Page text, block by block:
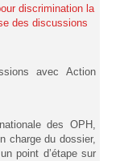
avec Action
des OPH,
charge du dossier,
point d’étape sur